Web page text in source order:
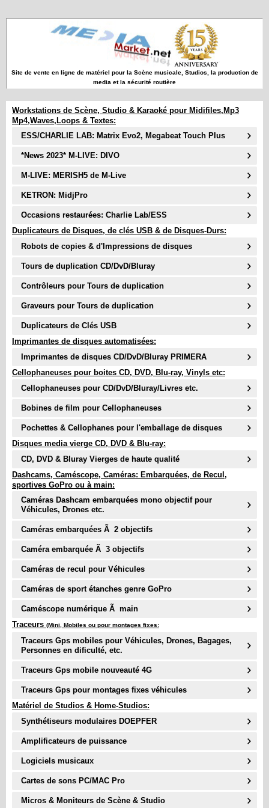
Site de vente en ligne de matériel pour la Scène musicale, Studios, la production de
media et la sécurité routière
Workstations de Scène, Studio & Karaoké pour Midifiles,Mp3
Mp4,Waves,Loops & Textes:
ESS/CHARLIE LAB: Matrix Evo2, Megabeat Touch Plus
*News 2023* M-LIVE: DIVO
M-LIVE: MERISH5 de M-Live
KETRON: MidjPro
Occasions restaurées: Charlie Lab/ESS
Duplicateurs de Disques, de clés USB & de Disques-Durs:
Robots de copies & d'Impressions de disques
Tours de duplication CD/DvD/Bluray
Contrôleurs pour Tours de duplication
Graveurs pour Tours de duplication
Duplicateurs de Clés USB
Imprimantes de disques automatisées:
Imprimantes de disques CD/DvD/Bluray PRIMERA
Cellophaneuses pour boites CD, DVD, Blu-ray, Vinyls etc:
Cellophaneuses pour CD/DvD/Bluray/Livres etc.
Bobines de film pour Cellophaneuses
Pochettes & Cellophanes pour l'emballage de disques
Disques media vierge CD, DVD & Blu-ray:
CD, DVD & Bluray Vierges de haute qualité
Dashcams, Caméscope, Caméras: Embarquées, de Recul,
sportives GoPro ou à main:
Caméras Dashcam embarquées mono objectif pour
Véhicules, Drones etc.
Caméras embarquées Ã 2 objectifs
Caméra embarquée Ã 3 objectifs
Caméras de recul pour Véhicules
Caméras de sport étanches genre GoPro
Caméscope numérique Ã main
Traceurs (Mini, Mobiles ou pour montages fixes:
Traceurs Gps mobiles pour Véhicules, Drones, Bagages,
Personnes en dificulté, etc.
Traceurs Gps mobile nouveauté 4G
Traceurs Gps pour montages fixes véhicules
Matériel de Studios & Home-Studios:
Synthétiseurs modulaires DOEPFER
Amplificateurs de puissance
Logiciels musicaux
Cartes de sons PC/MAC Pro
Micros & Moniteurs de Scène & Studio